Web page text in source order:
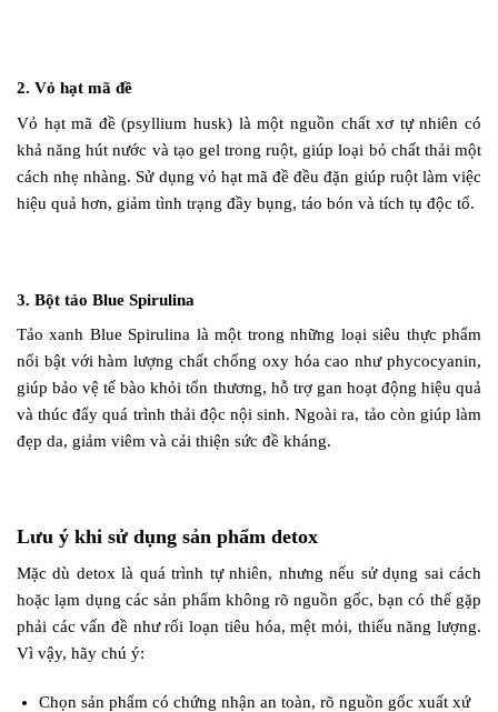
2. Vỏ hạt mã đề
Vỏ hạt mã đề (psyllium husk) là một nguồn chất xơ tự nhiên có
khả năng hút nước và tạo gel trong ruột, giúp loại bỏ chất thải một
cách nhẹ nhàng. Sử dụng vỏ hạt mã đề đều đặn giúp ruột làm việc
hiệu quả hơn, giảm tình trạng đầy bụng, táo bón và tích tụ độc tố.
3. Bột tảo Blue Spirulina
Tảo xanh Blue Spirulina là một trong những loại siêu thực phẩm
nổi bật với hàm lượng chất chống oxy hóa cao như phycocyanin,
giúp bảo vệ tế bào khỏi tổn thương, hỗ trợ gan hoạt động hiệu quả
và thúc đẩy quá trình thải độc nội sinh. Ngoài ra, tảo còn giúp làm
đẹp da, giảm viêm và cải thiện sức đề kháng.
Lưu ý khi sử dụng sản phẩm detox
Mặc dù detox là quá trình tự nhiên, nhưng nếu sử dụng sai cách
hoặc lạm dụng các sản phẩm không rõ nguồn gốc, bạn có thể gặp
phải các vấn đề như rối loạn tiêu hóa, mệt mỏi, thiếu năng lượng.
Vì vậy, hãy chú ý:
Chọn sản phẩm có chứng nhận an toàn, rõ nguồn gốc xuất xứ